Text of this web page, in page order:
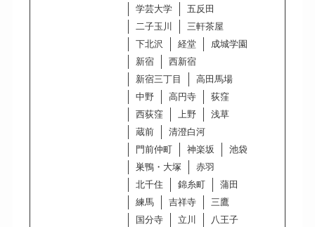
学芸大学
五反田
二子玉川
三軒茶屋
下北沢
経堂
成城学園
新宿
西新宿
新宿三丁目
高田馬場
中野
高円寺
荻窪
西荻窪
上野
浅草
蔵前
清澄白河
門前仲町
神楽坂
池袋
巣鴨・大塚
赤羽
北千住
錦糸町
蒲田
練馬
吉祥寺
三鷹
国分寺
立川
八王子